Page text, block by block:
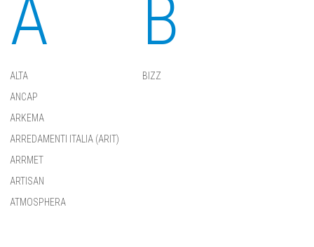
A
ALTA
ANCAP
ARKEMA
ARREDAMENTI ITALIA (ARIT)
ARRMET
ARTISAN
ATMOSPHERA
B
BIZZ